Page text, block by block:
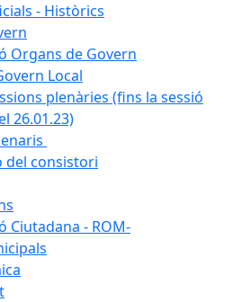
- Històrics
Organs de Govern
Local
plenàries (fins la sessió
26.01.23)
del consistori
Ciutadana - ROM-